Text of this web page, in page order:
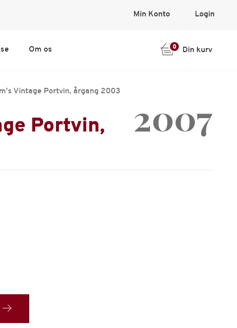
Min Konto Login
Om os 0 Din kurv
Vintage Portvin, årgang 2003
Portvin,
2007